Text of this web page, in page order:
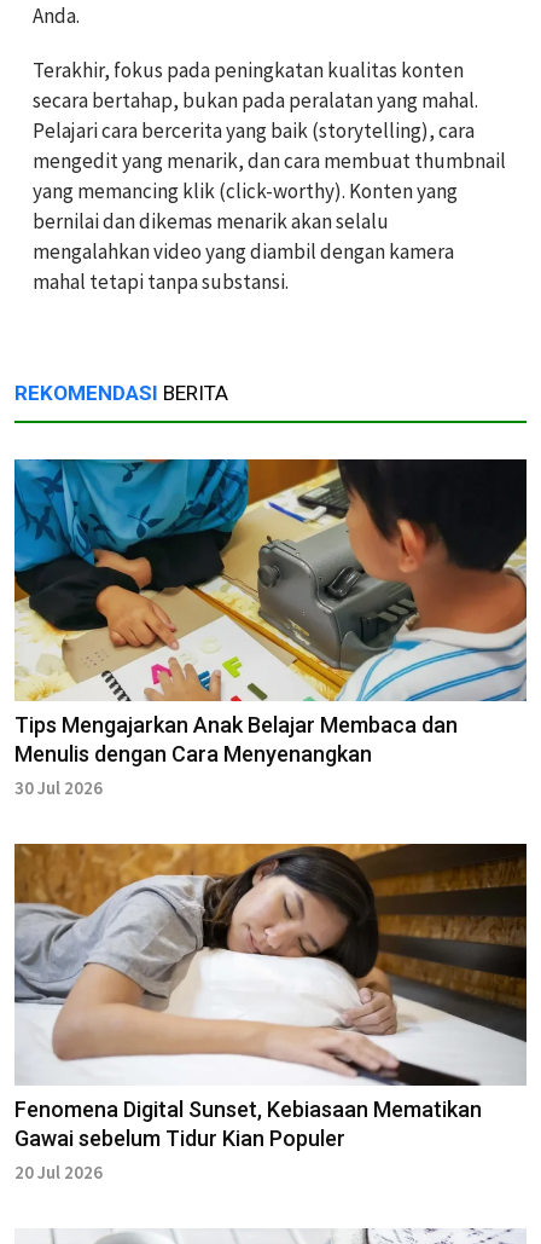
Anda.
Terakhir, fokus pada peningkatan kualitas konten
secara bertahap, bukan pada peralatan yang mahal.
Pelajari cara bercerita yang baik (storytelling), cara
mengedit yang menarik, dan cara membuat thumbnail
yang memancing klik (click-worthy). Konten yang
bernilai dan dikemas menarik akan selalu
mengalahkan video yang diambil dengan kamera
mahal tetapi tanpa substansi.
REKOMENDASI BERITA
Tips Mengajarkan Anak Belajar Membaca dan
Menulis dengan Cara Menyenangkan
30 Jul 2026
Fenomena Digital Sunset, Kebiasaan Mematikan
Gawai sebelum Tidur Kian Populer
20 Jul 2026